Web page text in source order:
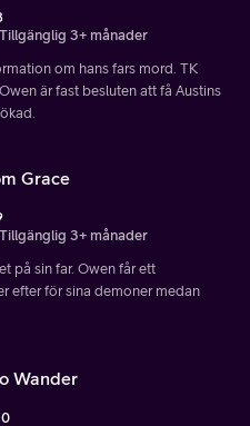
Tillgänglig 3+ månader
om hans fars mord. TK
är fast besluten att få Austins
Grace
Tillgänglig 3+ månader
på sin far. Owen får ett
efter för sina demoner medan
Wander